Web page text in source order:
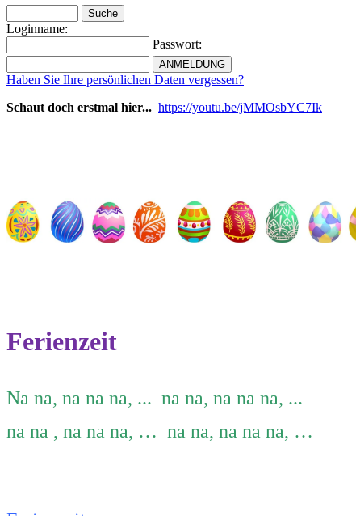
Loginname:
Passwort:
Haben Sie Ihre persönlichen Daten vergessen?
Schaut doch erstmal hier... https://youtu.be/jMMOsbYC7Ik
Ferienzeit
Na na, na na na, ... na na, na na na, ...
na na , na na na, … na na, na na na, …